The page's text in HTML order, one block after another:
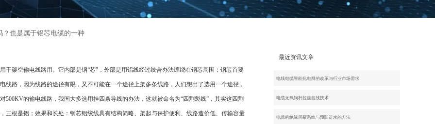
也是属于铝芯电缆的一种
架空输电线路用。它内部是钢“芯”，外部是用铝线经过绞合办法缠绕在钢芯周围；钢芯首要
路，因为线路的途径有限，又不可能在一个途径上架多条线路，人们想出了选用一个途径，
的输电线路，我国大多选用挂四条导线的办法，这就被命名为“四割裂线”，其实这四割
三根是铝；效果和长处：钢芯铝绞线具有结构简略、架起与保护便利、线路造价低、传输容量
最近资讯文章
电线电缆智能化电网的改革与行业市场需求
电缆无氧铜杆拉丝拉线技术
电缆的绝缘屏蔽系统与预防进水的方法